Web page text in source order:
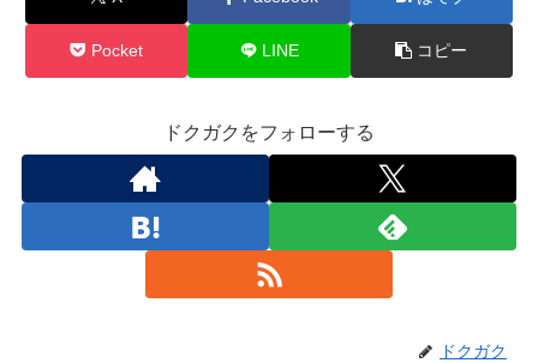
Pocket LINE コピー
ドクガクをフォローする
ドクガク